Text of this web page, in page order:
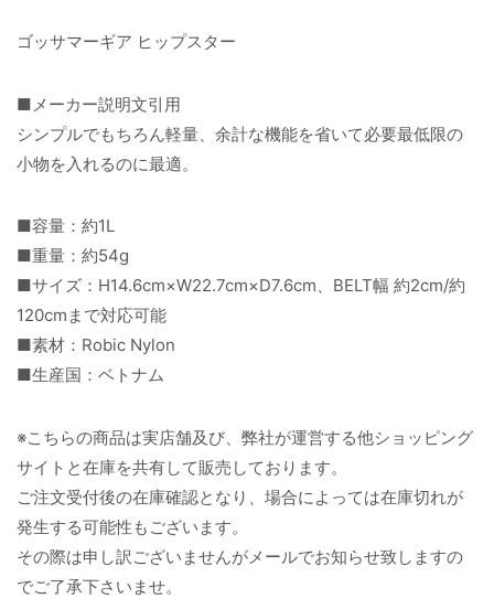
ゴッサマーギア ヒップスター
■メーカー説明文引用
シンプルでもちろん軽量、余計な機能を省いて必要最低限の
小物を入れるのに最適。
■容量：約1L
■重量：約54g
■サイズ：H14.6cm×W22.7cm×D7.6cm、BELT幅 約2cm/約
120cmまで対応可能
■素材：Robic Nylon
■生産国：ベトナム
※こちらの商品は実店舗及び、弊社が運営する他ショッピング
サイトと在庫を共有して販売しております。
ご注文受付後の在庫確認となり、場合によっては在庫切れが
発生する可能性もございます。
その際は申し訳ございませんがメールでお知らせ致しますの
でご了承下さいませ。